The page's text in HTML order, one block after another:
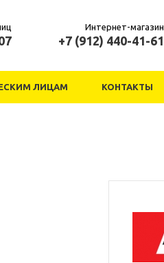
Интернет-магазин
+7 (912) 440-41-61
ЛИЦАМ КОНТАКТЫ